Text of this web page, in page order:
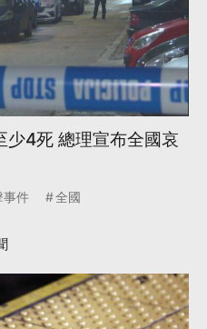
少4死 總理宣布全國哀
事件 全國